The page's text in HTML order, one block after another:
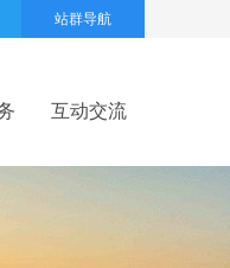
站群导航
互动交流